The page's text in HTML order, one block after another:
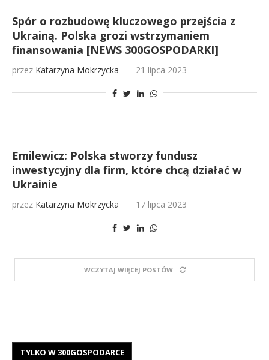
Spór o rozbudowę kluczowego przejścia z
Ukrainą. Polska grozi wstrzymaniem
finansowania [NEWS 300GOSPODARKI]
przez Katarzyna Mokrzycka 21 lipca 2023
Emilewicz: Polska stworzy fundusz
inwestycyjny dla firm, które chcą działać w
Ukrainie
przez Katarzyna Mokrzycka 17 lipca 2023
WCZYTAJ WIĘCEJ POSTÓW
TYLKO W 300GOSPODARCE